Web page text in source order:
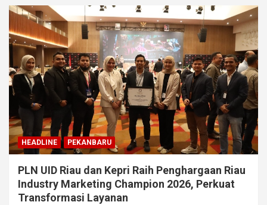
HEADLINE PEKANBARU
PLN UID Riau dan Kepri Raih Penghargaan Riau
Industry Marketing Champion 2026, Perkuat
Transformasi Layanan